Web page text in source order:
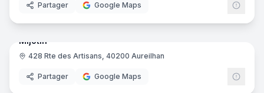
Partager Google Maps
Mijotin
428 Rte des Artisans, 40200 Aureilhan
Partager Google Maps
10